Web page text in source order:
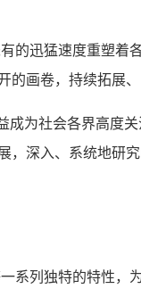
的迅猛速度重塑着
画卷，持续拓展
为社会各界高度
深入、系统地研
系列独特的特性，